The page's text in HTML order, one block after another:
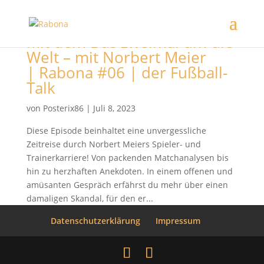
Mit dem Bus zweimal um die
Welt – mit Norbert Meier
| Rabona #06 | der Fußball-
Talk
von Posterix86| Juli 8, 2023
Diese Episode beinhaltet eine unvergessliche
Zeitreise durch Norbert Meiers Spieler- und
Trainerkarriere! Von packenden Matchanalysen bis
hin zu herzhaften Anekdoten. In einem offenen und
amüsanten Gespräch erfährst du mehr über einen
damaligen Skandal, für den er...
Datenschutzerklärung
Impressum